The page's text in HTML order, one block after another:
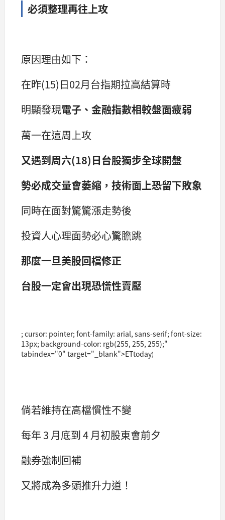
必須整理再往上攻
原因理由如下：
在昨(15)日02月台指期拉高結算時
明顯發現電子、金融指數相較盤面疲弱
萬一在這周上攻
又遇到周六(18)日台股獨步全球開盤
勢必成交量會萎縮，技術面上恐留下敗象
同時在面對驚驚漲走勢後
投資人心理面勢必心驚膽跳
那麼一旦美股回檔修正
台股一定會出現恐慌性賣壓
; cursor: pointer; font-family: arial, sans-serif; font-size:
13px; background-color: rgb(255, 255, 255);"
tabindex="0" target="_blank">ETtoday)
倘若維持在高檔慣性不變
每年 3 月底到 4 月初股東會前夕
融券強制回補
又將成為多頭推升力道！